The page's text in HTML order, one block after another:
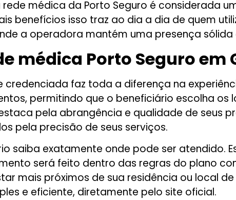
médica da Porto Seguro é considerada
benefícios isso traz ao dia a dia de quem
a operadora mantém uma presença sólida
médica Porto Seguro em
faz toda a diferença na
permitindo que o beneficiário escolha os
pela abrangência e qualidade de seus
pela precisão de seus serviços.
saiba exatamente onde pode ser atendido.
será feito dentro das regras do plano
mais próximos de sua residência ou local de
e eficiente, diretamente pelo site oficial.